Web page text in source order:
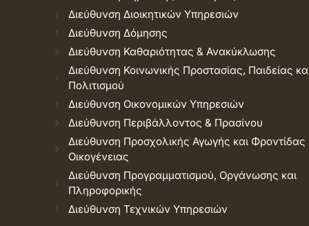
Διεύθυνση Διοικητικών Υπηρεσιών
Διεύθυνση Δόμησης
Διεύθυνση Καθαριότητας & Ανακύκλωσης
Διεύθυνση Κοινωνικής Προστασίας, Παιδείας
Πολιτισμού
Διεύθυνση Οικονομικών Υπηρεσιών
Διεύθυνση Περιβάλλοντος & Πρασίνου
Διεύθυνση Προσχολικής Αγωγής και Φροντίδας
Οικογένειας
Διεύθυνση Προγραμματισμού, Οργάνωσης και
Πληροφορικής
Διεύθυνση Τεχνικών Υπηρεσιών